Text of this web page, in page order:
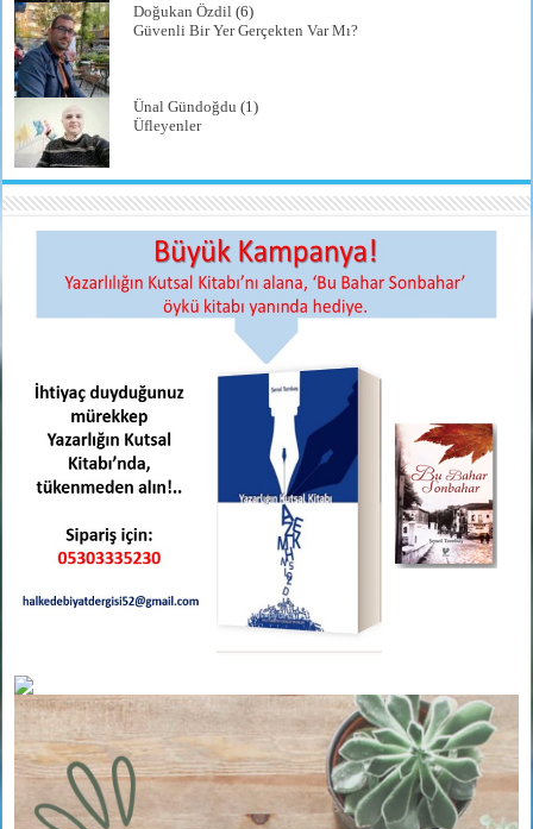
Doğukan Özdil (6)
Güvenli Bir Yer Gerçekten Var Mı?
Ünal Gündoğdu (1)
Üfleyenler